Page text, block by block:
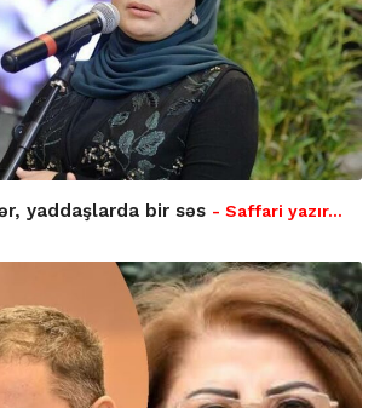
yaddaşlarda bir səs - Saffari yazır…